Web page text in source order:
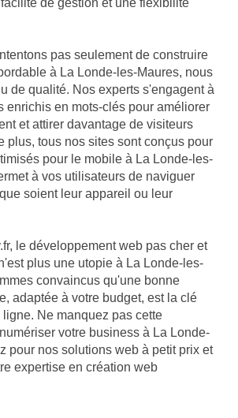
de gestion et une flexibilité
pas seulement de construire
à La Londe-les-Maures, nous
de qualité. Nos experts s'engagent à
enrichis en mots-clés pour améliorer
et attirer davantage de visiteurs
plus, tous nos sites sont conçus pour
pour le mobile à La Londe-les-
à vos utilisateurs de naviguer
soient leur appareil ou leur
le développement web pas cher et
plus une utopie à La Londe-les-
convaincus qu'une bonne
adaptée à votre budget, est la clé
Ne manquez pas cette
votre business à La Londe-
pour nos solutions web à petit prix et
expertise en création web